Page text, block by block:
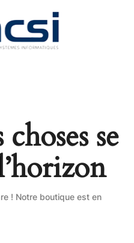
se
! Notre boutique est en